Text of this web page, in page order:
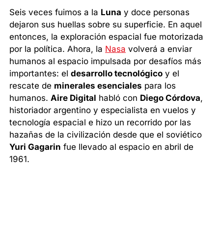
Seis veces fuimos a la Luna y doce personas
dejaron sus huellas sobre su superficie. En aquel
entonces, la exploración espacial fue motorizada
por la política. Ahora, la Nasa volverá a enviar
humanos al espacio impulsada por desafíos más
importantes: eldesarrollo tecnológico y el
rescate de minerales esenciales para los
humanos.Aire Digital habló con Diego Córdova,
historiador argentino y especialista en vuelos y
tecnología espacial e hizo un recorrido por las
hazañas de la civilización desde que el soviético
Yuri Gagarin fue llevado al espacio en abril de
1961.